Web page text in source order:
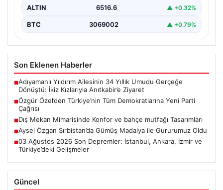
ALTIN 6516.6 ▲ +0.32%
BTC 3069002 ▲ +0.79%
Son Eklenen Haberler
■Adıyamanlı Yıldırım Ailesinin 34 Yıllık Umudu Gerçeğe
Dönüştü: İkiz Kızlarıyla Anıtkabir’e Ziyaret
■Özgür Özel’den Türkiye’nin Tüm Demokratlarına Yeni Parti
Çağrısı
■Dış Mekan Mimarisinde Konfor ve bahçe mutfağı Tasarımları
■Aysel Özgan Sırbistan’da Gümüş Madalya ile Gururumuz Oldu
■03 Ağustos 2026 Son Depremler: İstanbul, Ankara, İzmir ve
Türkiye’deki Gelişmeler
Güncel